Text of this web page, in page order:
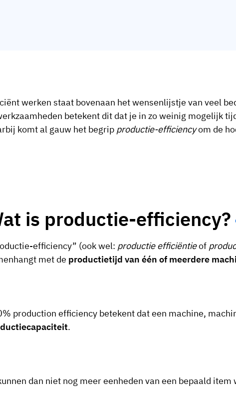
werken staat bovenaan het wensenlijstje van veel
betekent dit dat je in zo weinig mogelijk
komt al gauw het begrip productie-efficiencyom de
is productie-efficiency?
efficiency” (ook wel: productie efficiëntieof
met de productietijd van één of meerdere
production efficiency betekent dat een machine,
.
dan niet nog meer eenheden van een bepaald